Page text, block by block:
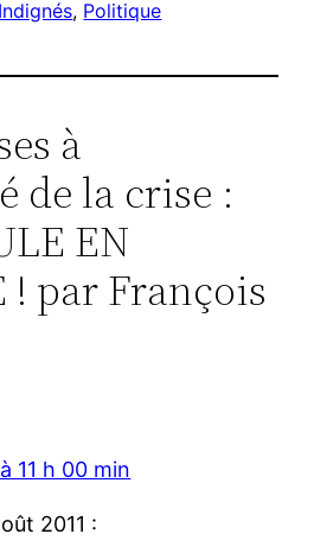
Indignés, Politique
à
de la crise :
EN
! par François
11 h 00 min
2011 :